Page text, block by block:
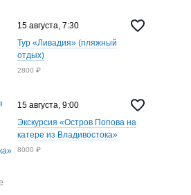
3 окт.
8:30
15 августа, 7:30
Тур «Ливадия» (пляжный
отдых)
2800 ₽
15 августа, 9:00
Экскурсия «Остров Попова на
катере из Владивостока»
8000 ₽